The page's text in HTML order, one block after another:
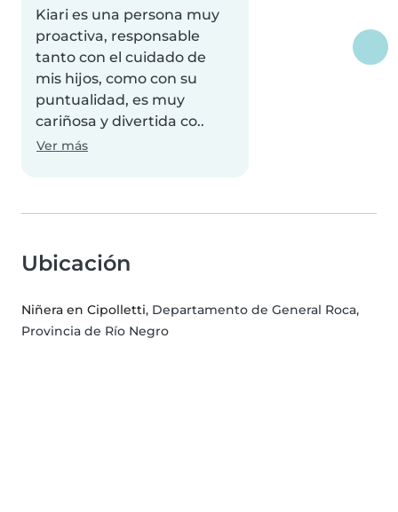
Kiari es una persona muy
proactiva, responsable
tanto con el cuidado de
mis hijos, como con su
puntualidad, es muy
cariñosa y divertida co..
Ver más
Ubicación
Niñera en Cipolletti, Departamento de General Roca,
Provincia de Río Negro